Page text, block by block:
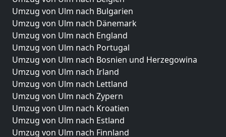
Umzug von Ulm nach Bulgarien
Umzug von Ulm nach Dänemark
Umzug von Ulm nach England
Umzug von Ulm nach Portugal
Umzug von Ulm nach Bosnien und Herzegowina
Umzug von Ulm nach Irland
Umzug von Ulm nach Lettland
Umzug von Ulm nach Zypern
Umzug von Ulm nach Kroatien
Umzug von Ulm nach Estland
Umzug von Ulm nach Finnland